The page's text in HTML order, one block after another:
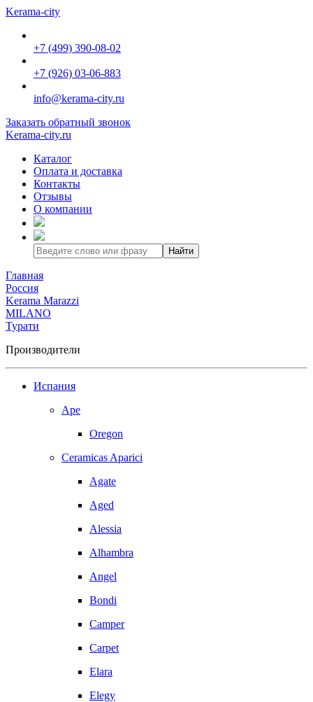
Kerama-city
+7 (499) 390-08-02
+7 (926) 03-06-883
info@kerama-city.ru
Заказать обратный звонок
Kerama-city.ru
Каталог
Оплата и доставка
Контакты
Отзывы
О компании
Найти
Главная
Россия
Kerama Marazzi
MILANO
Турати
Производители
Испания
Ape
Oregon
Ceramicas Aparici
Agate
Aged
Alessia
Alhambra
Angel
Bondi
Camper
Carpet
Elara
Elegy